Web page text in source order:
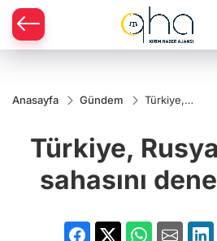
Anasayfa Gündem
Türkiye,
denetleyecek
Türkiye,
sahasını